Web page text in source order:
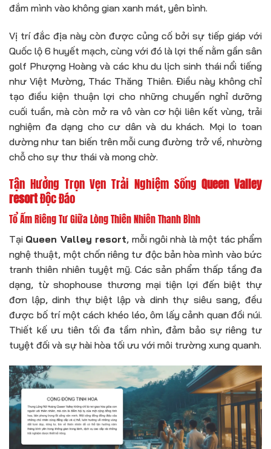
đắm mình vào không gian xanh mát, yên bình.
Vị trí đắc địa này còn được củng cố bởi sự tiếp giáp với
Quốc lộ 6 huyết mạch, cùng với đó là lợi thế nằm gần sân
golf Phượng Hoàng và các khu du lịch sinh thái nổi tiếng
như Việt Mường, Thác Thăng Thiên. Điều này không chỉ
tạo điều kiện thuận lợi cho những chuyến nghỉ dưỡng
cuối tuần, mà còn mở ra vô vàn cơ hội liên kết vùng, trải
nghiệm đa dạng cho cư dân và du khách. Mọi lo toan
dường như tan biến trên mỗi cung đường trở về, nhường
chỗ cho sự thư thái và mong chờ.
Tận Hưởng Trọn Vẹn Trải Nghiệm SốngQueen Valley
resortĐộc Đáo
Tổ Ấm Riêng Tư Giữa Lòng Thiên Nhiên Thanh Bình
Tại Queen Valley resort, mỗi ngôi nhà là một tác phẩm
nghệ thuật, một chốn riêng tư độc bản hòa mình vào bức
tranh thiên nhiên tuyệt mỹ. Các sản phẩm thấp tầng đa
dạng, từ shophouse thương mại tiện lợi đến biệt thự
đơn lập, dinh thự biệt lập và dinh thự siêu sang, đều
được bố trí một cách khéo léo, ôm lấy cảnh quan đồi núi.
Thiết kế ưu tiên tối đa tầm nhìn, đảm bảo sự riêng tư
tuyệt đối và sự hài hòa tối ưu với môi trường xung quanh.